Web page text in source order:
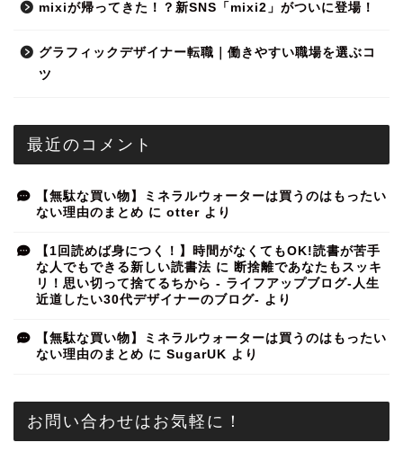
mixiが帰ってきた！？新SNS「mixi2」がついに登場！
グラフィックデザイナー転職｜働きやすい職場を選ぶコ
ツ
最近のコメント
【無駄な買い物】ミネラルウォーターは買うのはもったい
ない理由のまとめ に otter より
【1回読めば身につく！】時間がなくてもOK!読書が苦手
な人でもできる新しい読書法 に 断捨離であなたもスッキ
リ！思い切って捨てるちから - ライフアップブログ-人生
近道したい30代デザイナーのブログ- より
【無駄な買い物】ミネラルウォーターは買うのはもったい
ない理由のまとめ に SugarUK より
お問い合わせはお気軽に！